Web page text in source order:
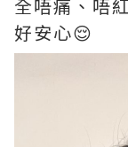
全唔痛、唔
好安心😌